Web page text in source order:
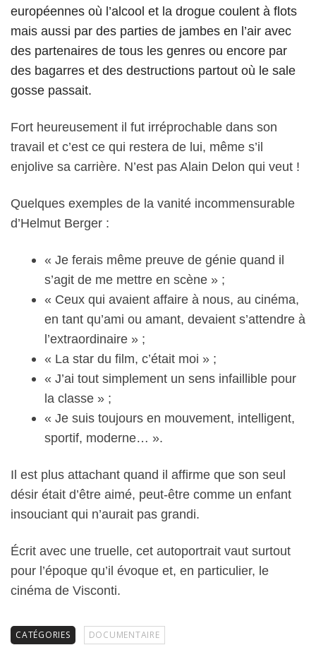
européennes où l’alcool et la drogue coulent à flots
mais aussi par des parties de jambes en l’air avec
des partenaires de tous les genres ou encore par
des bagarres et des destructions partout où le sale
gosse passait.
Fort heureusement il fut irréprochable dans son
travail et c’est ce qui restera de lui, même s’il
enjolive sa carrière. N’est pas Alain Delon qui veut !
Quelques exemples de la vanité incommensurable
d’Helmut Berger :
« Je ferais même preuve de génie quand il
s’agit de me mettre en scène » ;
« Ceux qui avaient affaire à nous, au cinéma,
en tant qu’ami ou amant, devaient s’attendre à
l’extraordinaire » ;
« La star du film, c’était moi » ;
« J’ai tout simplement un sens infaillible pour
la classe » ;
« Je suis toujours en mouvement, intelligent,
sportif, moderne… ».
Il est plus attachant quand il affirme que son seul
désir était d’être aimé, peut-être comme un enfant
insouciant qui n’aurait pas grandi.
Écrit avec une truelle, cet autoportrait vaut surtout
pour l’époque qu’il évoque et, en particulier, le
cinéma de Visconti.
CATÉGORIES DOCUMENTAIRE